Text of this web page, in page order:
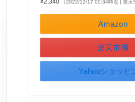
（2022/12/17 00:34時点 | 楽天
Amazon
楽天市場
Yahooショッピ